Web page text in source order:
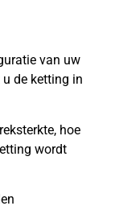
van uw
de ketting in
hoe
wordt